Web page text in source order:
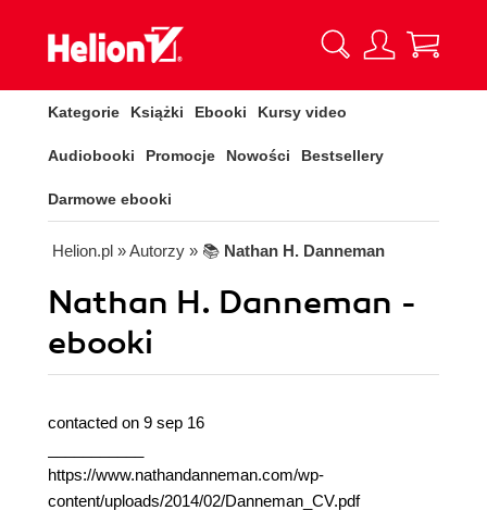
Kategorie Książki Ebooki Kursy video
Audiobooki Promocje Nowości Bestsellery
Darmowe ebooki
Helion.pl » Autorzy » 📚 Nathan H. Danneman
Nathan H. Danneman -
ebooki
contacted on 9 sep 16
https://www.nathandanneman.com/wp-
content/uploads/2014/02/Danneman_CV.pdf